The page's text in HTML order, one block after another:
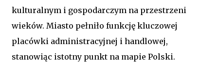
kulturalnym i gospodarczym na przestrzeni
wieków. Miasto pełniło funkcję kluczowej
placówki administracyjnej i handlowej,
stanowiąc istotny punkt na mapie Polski.